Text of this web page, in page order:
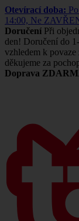
Otevírací doba:
14:00, Ne
Doručení Při
den! Doručení do
vzhledem k povaze
děkujeme za
Doprava